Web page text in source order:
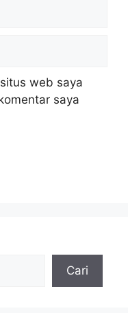
web saya
saya
Cari